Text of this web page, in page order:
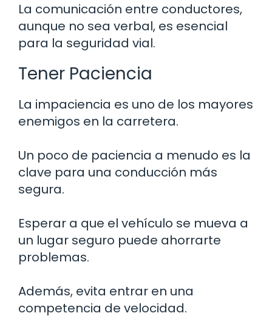
La comunicación entre conductores,
aunque no sea verbal, es esencial
para la seguridad vial.
Tener Paciencia
La impaciencia es uno de los mayores
enemigos en la carretera.
Un poco de paciencia a menudo es la
clave para una conducción más
segura.
Esperar a que el vehículo se mueva a
un lugar seguro puede ahorrarte
problemas.
Además, evita entrar en una
competencia de velocidad.